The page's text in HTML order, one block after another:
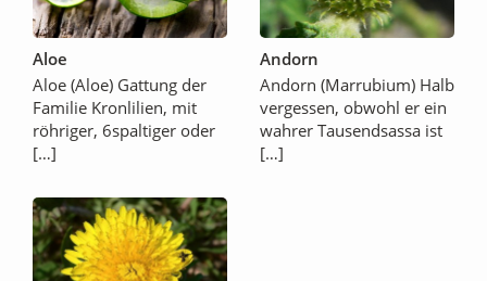
Aloe
Aloe (Aloe) Gattung der
Familie Kronlilien, mit
röhriger, 6spaltiger oder
[…]
Andorn
Andorn (Marrubium) Halb
vergessen, obwohl er ein
wahrer Tausendsassa ist
[…]